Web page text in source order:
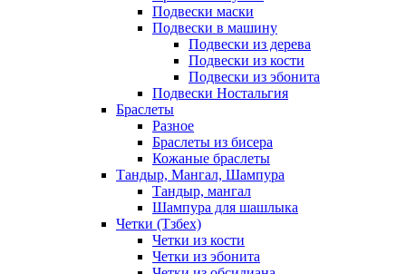
Подвески маски
Подвески в машину
Подвески из дерева
Подвески из кости
Подвески из эбонита
Подвески Ностальгия
Браслеты
Разное
Браслеты из бисера
Кожаные браслеты
Тандыр, Мангал, Шампура
Тандыр, мангал
Шампура для шашлыка
Четки (Тзбех)
Четки из кости
Четки из эбонита